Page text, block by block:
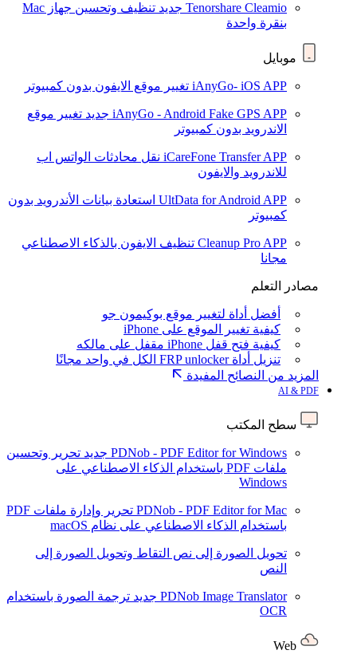
Tenorshare Cleamio جديد
تنظيف وتحسين جهاز Mac
بنقرة واحدة
موبايل
iAnyGo- iOS APP تغيير موقع الايفون بدون كمبيوتر
iAnyGo - Android Fake GPS APP جديد تغيير موقع
الاندرويد بدون كمبيوتر
iCareFone Transfer APP نقل محادثات الواتس اب
للاندرويد والايفون
UltData for Android APP استعادة بيانات الأندرويد بدون
كمبيوتر
Cleanup Pro APP تنظيف الايفون بالذكاء الاصطناعي
مجانا
مصادر التعلم
أفضل أداة لتغيير موقع بوكيمون جو
كيفية تغيير الموقع على iPhone
كيفية فتح قفل iPhone مقفل على مالكه
تنزيل أداة FRP unlocker الكل في واحد مجانًا
المزيد من النصائح المفيدة
AI & PDF
سطح المكتب
PDNob - PDF Editor for Windows جديد تحرير وتحسين
ملفات PDF باستخدام الذكاء الاصطناعي على
Windows
PDNob - PDF Editor for Mac
تحرير وإدارة ملفات PDF
باستخدام الذكاء الاصطناعي على نظام macOS
تحويل الصورة إلى نص التقاط وتحويل الصورة إلى
النص
PDNob Image Translator جديد ترجمة الصورة باستخدام
OCR